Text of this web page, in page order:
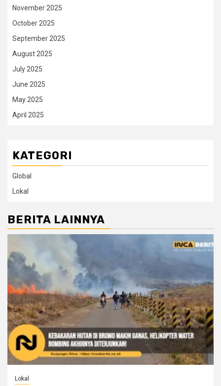
November 2025
October 2025
September 2025
August 2025
July 2025
June 2025
May 2025
April 2025
KATEGORI
Global
Lokal
BERITA LAINNYA
Lokal